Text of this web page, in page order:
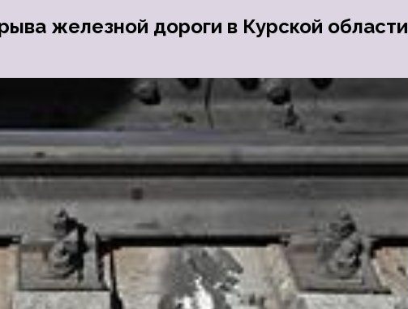
железной дороги в Курской области